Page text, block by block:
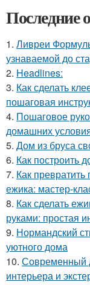
Последние
1. Ливреи
узнаваемой до
2. Headlines:
3. Как сделать
пошаговая
4. Пошаговое
домашних
5. Дом из бруса
6. Как построить
7. Как
ежика: мастер-
8. Как сделать
руками: простая
9. Нормандский
уютного дома
10. Современный
интерьера и